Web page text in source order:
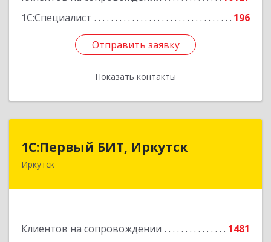
1С:Специалист
196
Отправить заявку
Показать контакты
Отправить заявку
Назад
1С:Первый БИТ, Иркутск
Иркутск
Клиентов на сопровождении
1481
1С:Первый БИТ, Иркутск
664007, Иркутская обл, Иркутск г, Декабрьских